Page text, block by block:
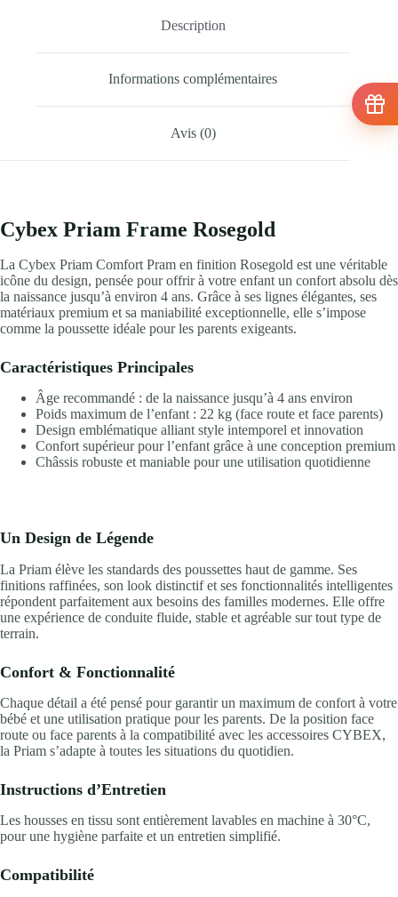
Description
Informations complémentaires
Avis (0)
Cybex Priam Frame Rosegold
La Cybex Priam Comfort Pram en finition Rosegold est une véritable
icône du design, pensée pour offrir à votre enfant un confort absolu dès
la naissance jusqu’à environ 4 ans. Grâce à ses lignes élégantes, ses
matériaux premium et sa maniabilité exceptionnelle, elle s’impose
comme la poussette idéale pour les parents exigeants.
Caractéristiques Principales
Âge recommandé : de la naissance jusqu’à 4 ans environ
Poids maximum de l’enfant : 22 kg (face route et face parents)
Design emblématique alliant style intemporel et innovation
Confort supérieur pour l’enfant grâce à une conception premium
Châssis robuste et maniable pour une utilisation quotidienne
Un Design de Légende
La Priam élève les standards des poussettes haut de gamme. Ses
finitions raffinées, son look distinctif et ses fonctionnalités intelligentes
répondent parfaitement aux besoins des familles modernes. Elle offre
une expérience de conduite fluide, stable et agréable sur tout type de
terrain.
Confort & Fonctionnalité
Chaque détail a été pensé pour garantir un maximum de confort à votre
bébé et une utilisation pratique pour les parents. De la position face
route ou face parents à la compatibilité avec les accessoires CYBEX,
la Priam s’adapte à toutes les situations du quotidien.
Instructions d’Entretien
Les housses en tissu sont entièrement lavables en machine à 30°C,
pour une hygiène parfaite et un entretien simplifié.
Compatibilité